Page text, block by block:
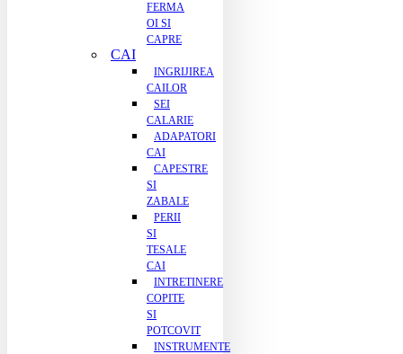
FERMA
OI SI
CAPRE
CAI
INGRIJIREA
CAILOR
SEI
CALARIE
ADAPATORI
CAI
CAPESTRE
SI
ZABALE
PERII
SI
TESALE
CAI
INTRETINERE
COPITE
SI
POTCOVIT
INSTRUMENTE